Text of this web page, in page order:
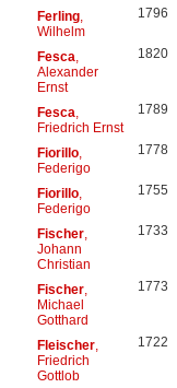
Ferling,
Wilhelm
1796
Fesca
Alexander
Ernst
1820
Fesca
Friedrich Ernst
1789
Fiorillo,
Federigo
1778
Fiorillo,
Federigo
1755
Fischer,
Johann
Christian
1733
Fischer,
Michael
Gotthard
1773
Fleischer,
Friedrich
Gottlob
1722